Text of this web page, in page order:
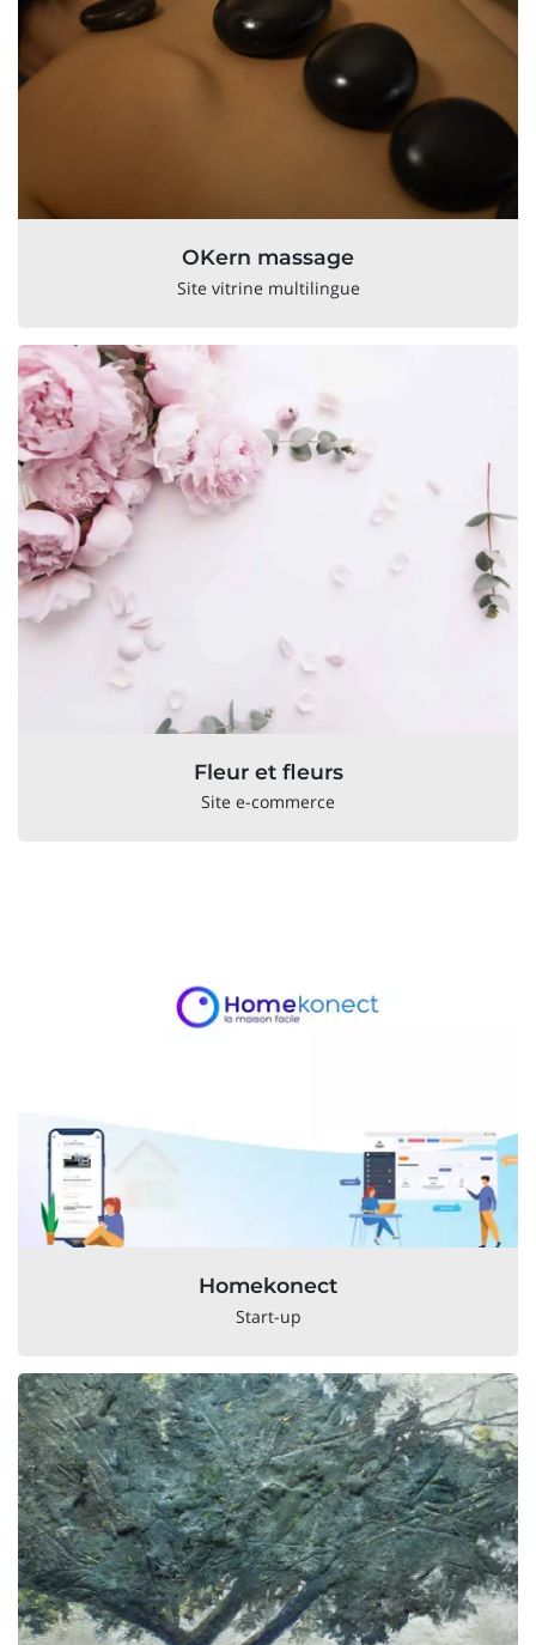
OKern massage
Site vitrine multilingue
Fleur et fleurs
Site e-commerce
Homekonect
Start-up